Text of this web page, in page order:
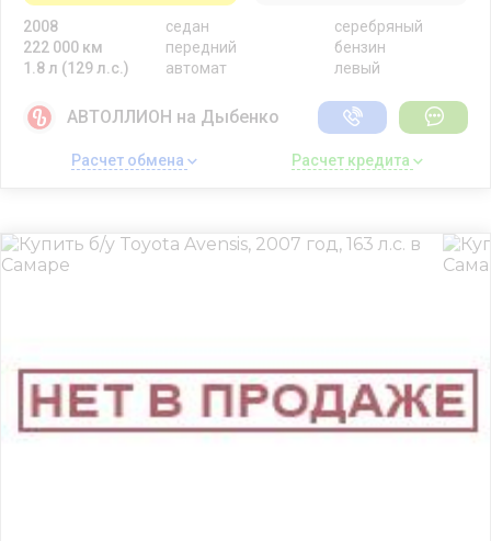
2008
222 000 км
1.8 л (129 л.с.)
седан
передний
автомат
серебряный
бензин
левый
АВТОЛЛИОН на Дыбенко
Расчет обмена Расчет кредита